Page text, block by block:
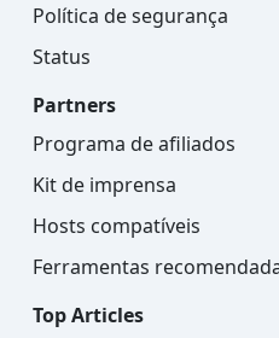
Política de segurança
Status
Partners
Programa de afiliados
Kit de imprensa
Hosts compatíveis
Ferramentas
Top Articles